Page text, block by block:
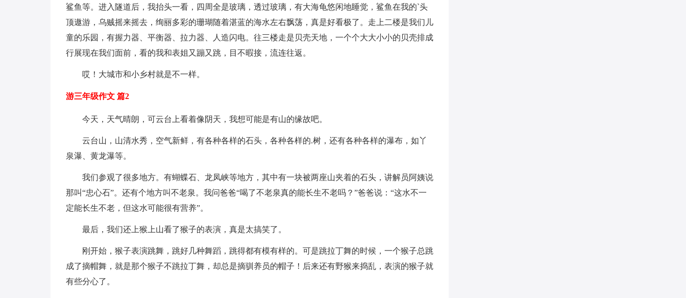
鲨鱼等。进入隧道后，我抬头一看，四周全是玻璃，透过玻璃，有大海龟悠闲地睡觉，鲨鱼在我的`头
顶遨游，乌贼摇来摇去，绚丽多彩的珊瑚随着湛蓝的海水左右飘荡，真是好看极了。走上二楼是我们儿
童的乐园，有握力器、平衡器、拉力器、人造闪电。往三楼走是贝壳天地，一个个大大小小的贝壳排成
行展现在我们面前，看的我和表姐又蹦又跳，目不暇接，流连往返。
哎！大城市和小乡村就是不一样。
游三年级作文 篇2
今天，天气晴朗，可云台上看着像阴天，我想可能是有山的缘故吧。
云台山，山清水秀，空气新鲜，有各种各样的石头，各种各样的.树，还有各种各样的瀑布，如丫
泉瀑、黄龙瀑等。
我们参观了很多地方。有蝴蝶石、龙凤峡等地方，其中有一块被两座山夹着的石头，讲解员阿姨说
那叫“忠心石”。还有个地方叫不老泉。我问爸爸“喝了不老泉真的能长生不老吗？”爸爸说：“这水不一
定能长生不老，但这水可能很有营养”。
最后，我们还上猴上山看了猴子的表演，真是太搞笑了。
刚开始，猴子表演跳舞，跳好几种舞蹈，跳得都有模有样的。可是跳拉丁舞的时候，一个猴子总跳
成了摘帽舞，就是那个猴子不跳拉丁舞，却总是摘驯养员的帽子！后来还有野猴来捣乱，表演的猴子就
有些分心了。